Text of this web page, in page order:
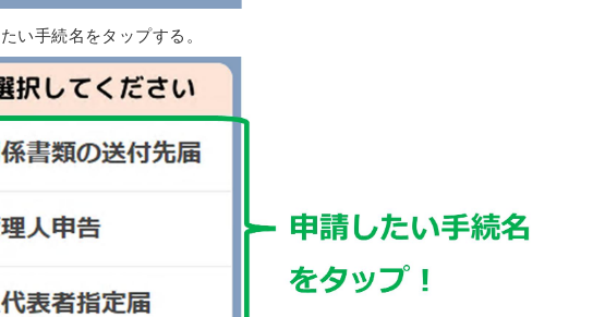
い手続名をタップする。